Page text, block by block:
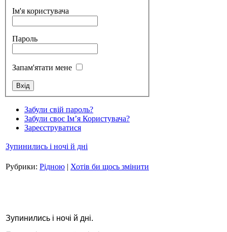
Ім'я користувача
Пароль
Запам'ятати мене
Забули свій пароль?
Забули своє Ім’я Користувача?
Зареєструватися
Зупинились і ночі й дні
Рубрики: Рідною | Хотів би щось змінити
Зупинились і ночі й дні.